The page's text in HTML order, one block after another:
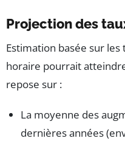
Projection des
Estimation basée sur
horaire pourrait
repose sur :
La moyenne des
dernières années